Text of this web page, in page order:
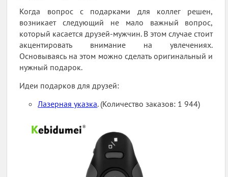
Когда вопрос с подарками для коллег решен,
возникает следующий не мало важный вопрос,
который касается друзей-мужчин. В этом случае стоит
акцентировать внимание на увлечениях.
Основываясь на этом можно сделать оригинальный и
нужный подарок.
Идеи подарков для друзей:
Лазерная указка. (Количество заказов: 1 944)